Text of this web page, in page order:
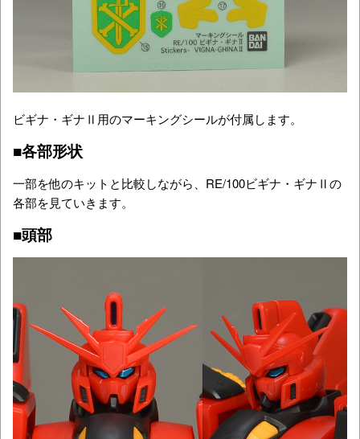
ビギナ・ギナⅡ用のマーキングシールが付属します。
■各部形状
一部を他のキットと比較しながら、RE/100ビギナ・ギナⅡの
各部を見ていきます。
■頭部